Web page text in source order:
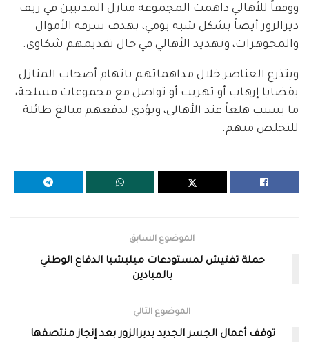
ووفقاً للأهالي داهمت المجموعة منازل المدنيين في ريف
ديرالزور أيضاً بشكل شبه يومي، بهدف سرقة الأموال
والمجوهرات، وتهديد الأهالي في حال تقديمهم شكاوى.
ويتذرع العناصر خلال مداهماتهم باتهام أصحاب المنازل
بقضايا إرهاب أو تهريب أو تواصل مع مجموعات مسلحة،
ما يسبب هلعاً عند الأهالي، ويؤدي لدفعهم مبالغ طائلة
للتخلص منهم.
الموضوع السابق
حملة تفتيش لمستودعات ميليشيا الدفاع الوطني
بالميادين
الموضوع التالي
توقف أعمال الجسر الجديد بديرالزور بعد إنجاز منتصفها